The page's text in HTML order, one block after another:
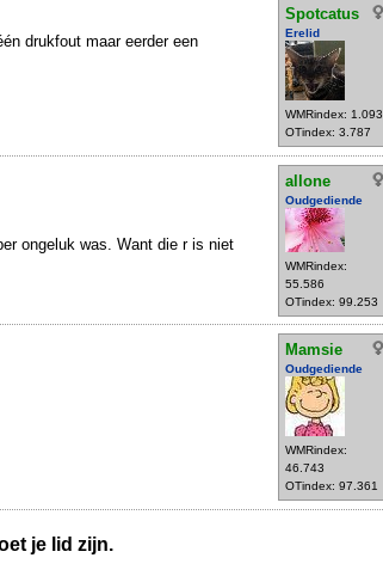
Spotcatus
Erelid
WMRindex: 1.093
OTindex: 3.787
drukfout maar eerder een
allone
Oudgediende
WMRindex:
55.586
OTindex: 99.253
ongeluk was. Want die r is niet
Mamsie
Oudgediende
WMRindex:
46.743
OTindex: 97.361
je lid zijn.